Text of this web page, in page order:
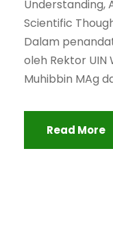
Understanding,
Scientific
Dalam
oleh Rektor UIN
Muhibbin MAg
Read More